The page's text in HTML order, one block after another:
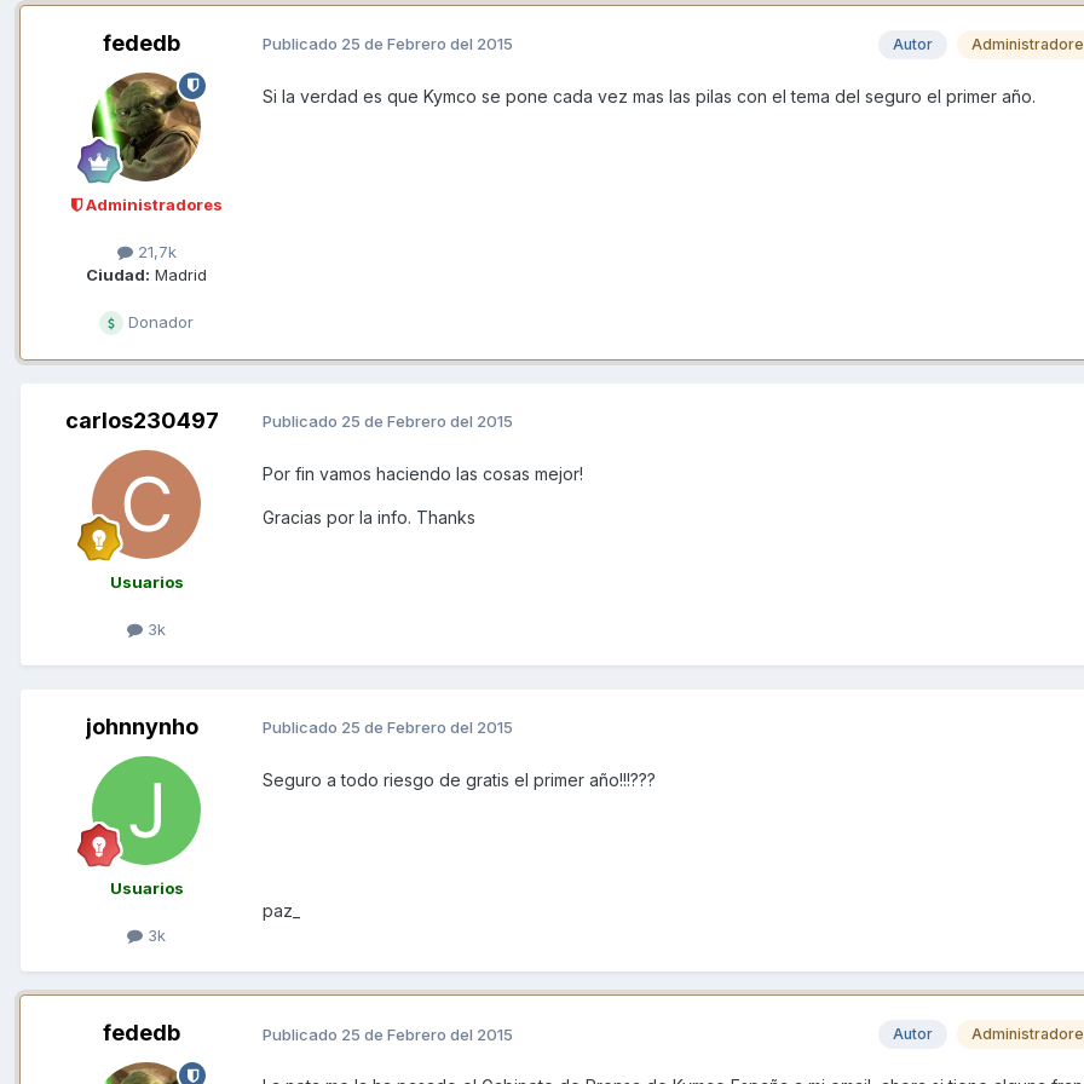
fededb
Administradores
21,7k
Ciudad: Madrid
Donador
Autor
Publicado 25 de Febrero del 2015
Si la verdad es que Kymco se pone cada vez mas las pilas con el tema del seguro el primer año.
carlos230497
Usuarios
3k
Publicado 25 de Febrero del 2015
Por fin vamos haciendo las cosas mejor!
Gracias por la info. Thanks
johnnynho
Usuarios
3k
Publicado 25 de Febrero del 2015
Seguro a todo riesgo de gratis el primer año!!!???
paz_
fededb Autor
Publicado 25 de Febrero del 2015